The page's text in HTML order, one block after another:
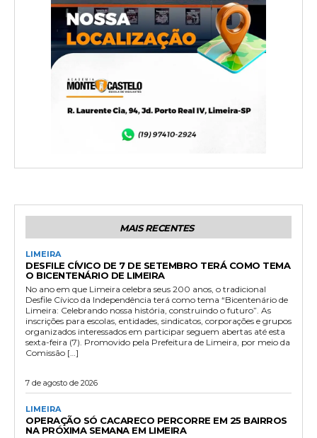
MAIS RECENTES
LIMEIRA
DESFILE CÍVICO DE 7 DE SETEMBRO TERÁ COMO TEMA
O BICENTENÁRIO DE LIMEIRA
No ano em que Limeira celebra seus 200 anos, o tradicional
Desfile Cívico da Independência terá como tema “Bicentenário de
Limeira: Celebrando nossa história, construindo o futuro”. As
inscrições para escolas, entidades, sindicatos, corporações e grupos
organizados interessados em participar seguem abertas até esta
sexta-feira (7). Promovido pela Prefeitura de Limeira, por meio da
Comissão […]
7 de agosto de 2026
LIMEIRA
OPERAÇÃO SÓ CACARECO PERCORRE EM 25 BAIRROS
NA PRÓXIMA SEMANA EM LIMEIRA